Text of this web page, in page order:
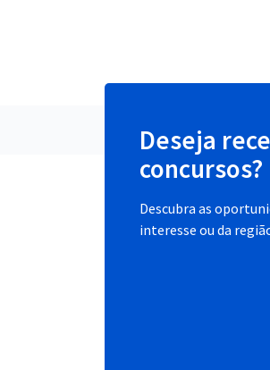
Deseja
concursos?
Descubra as
interesse ou da